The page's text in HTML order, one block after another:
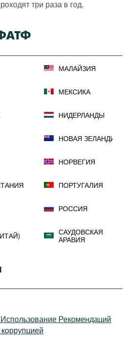
три раза в год.
МАЛАЙЗИЯ
МЕКСИКА
НИДЕРЛАНДЫ
НОВАЯ ЗЕЛАНДИЯ
НОРВЕГИЯ
ПОРТУГАЛИЯ
РОССИЯ
САУДОВСКАЯ
АРАВИЯ
СОВЕТ
ПЕРСИДСКОГО
ЗАЛИВА
Рекомендаций